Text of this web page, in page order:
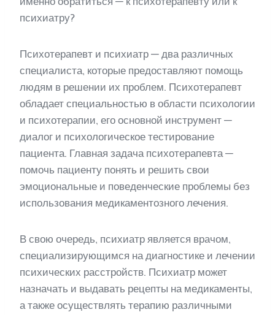
психиатру?
Психотерапевт и психиатр — два различных
специалиста, которые предоставляют помощь
людям в решении их проблем. Психотерапевт
обладает специальностью в области психологии
и психотерапии, его основной инструмент —
диалог и психологическое тестирование
пациента. Главная задача психотерапевта —
помочь пациенту понять и решить свои
эмоциональные и поведенческие проблемы без
использования медикаментозного лечения.
В свою очередь, психиатр является врачом,
специализирующимся на диагностике и лечении
психических расстройств. Психиатр может
назначать и выдавать рецепты на медикаменты,
а также осуществлять терапию различными